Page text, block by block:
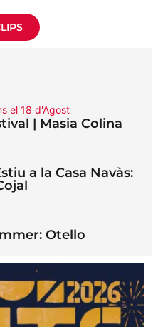
el 18 d'Agost
| Masia Colina
a la Casa Navàs:
Otello